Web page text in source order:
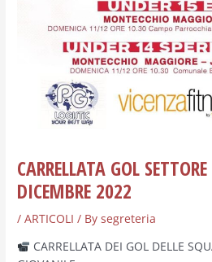
CARRELLATA GOL
DICEMBRE 2022
/ARTICOLI / Bysegreteria
CARRELLATA DEI GOL DELLE